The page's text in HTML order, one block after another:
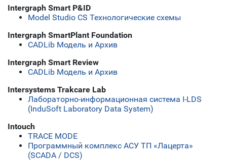
Intergraph Smart P&ID
Model Studio CS Технологические схемы
Intergraph SmartPlant Foundation
CADLib Модель и Архив
Intergraph Smart Review
CADLib Модель и Архив
Intersystems Trakcare Lab
Лабораторно-информационная система I-LDS
(InduSoft Laboratory Data System)
Intouch
TRACE MODE
Программный комплекс АСУ ТП «Лацерта»
(SCADA / DCS)